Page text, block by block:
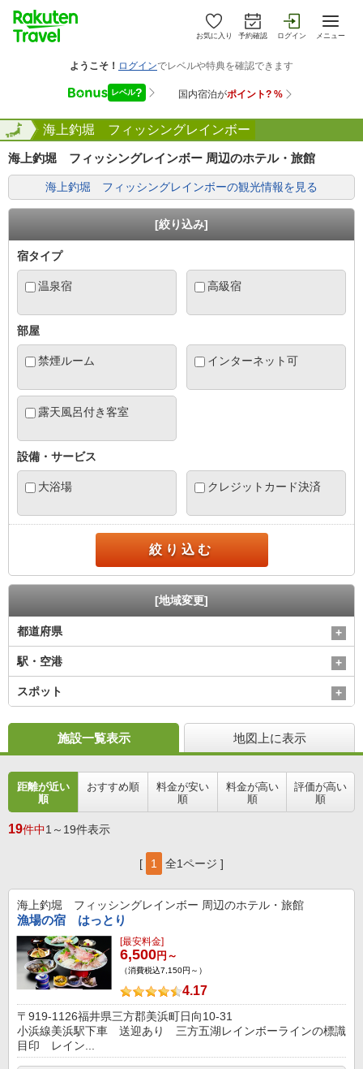
お気に入り 予約確認 ログイン メニュー
県 海上釣堀 フィッシングレインボー
全国
海上釣堀 フィッシングレインボー 周辺のホテル・旅館
海上釣堀 フィッシングレインボーの観光情報を見る
[絞り込み]
宿タイプ
温泉宿 高級宿
部屋
禁煙ルーム インターネット可
露天風呂付き客室
設備・サービス
大浴場 クレジットカード決済
絞り込む
[地域変更]
都道府県
駅・空港
スポット
施設一覧表示 地図上に表示
距離が近い
順
おすすめ順
料金が安い
順
料金が高い
順
評価が高い
順
19件中1～19件表示
[ 1 全1ページ ]
海上釣堀 フィッシングレインボー 周辺のホテル・旅館
漁場の宿 はっとり
[最安料金]
6,500円～
（消費税込7,150円～）
4.17
〒919-1126福井県三方郡美浜町日向10-31
小浜線美浜駅下車 送迎あり 三方五湖レインボーラインの標識
目印 レイン...